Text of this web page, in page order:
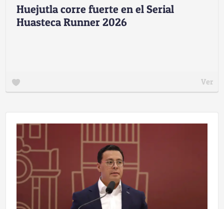
Huejutla corre fuerte en el Serial
Huasteca Runner 2026
Ver